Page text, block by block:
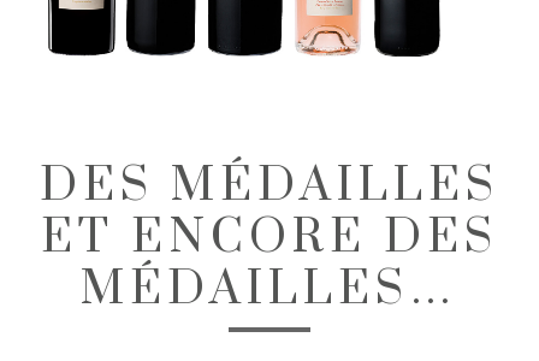
DES MÉDAILLES
ET ENCORE DES
MÉDAILLES…